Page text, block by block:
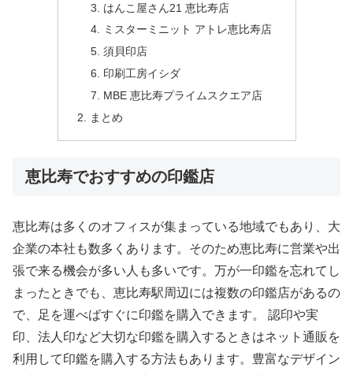
はんこ屋さん21 恵比寿店
ミスターミニット アトレ恵比寿店
須貝印店
印刷工房イシダ
MBE 恵比寿プライムスクエア店
まとめ
恵比寿でおすすめの印鑑店
恵比寿は多くのオフィスが集まっている地域でもあり、大
企業の本社も数多くあります。そのため恵比寿に営業や出
張で来る機会が多い人も多いです。万が一印鑑を忘れてし
まったときでも、恵比寿駅周辺には複数の印鑑店があるの
で、足を運べばすぐに印鑑を購入できます。 認印や実
印、法人印など大切な印鑑を購入するときはネット通販を
利用して印鑑を購入する方法もあります。豊富なデザイン